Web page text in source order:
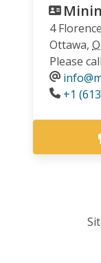
4
Ottawa,
Please
Phone
+1